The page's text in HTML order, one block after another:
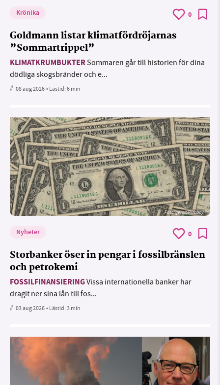
Krönika 0
Goldmann listar klimatfördröjarnas
”Sommartrippel”
KLIMATKRUMBUKTERSommaren går till historien för dina
dödliga skogsbränder och e...
08 aug 2026• Lästid:6 min
Foto:geralt/Pixabay
Nyheter 0
Storbanker öser in pengar i fossilbränslen
och petrokemi
FOSSILFINANSIERINGVissa internationella banker har
dragit ner sina lån till fos...
03 aug 2026• Lästid:3 min